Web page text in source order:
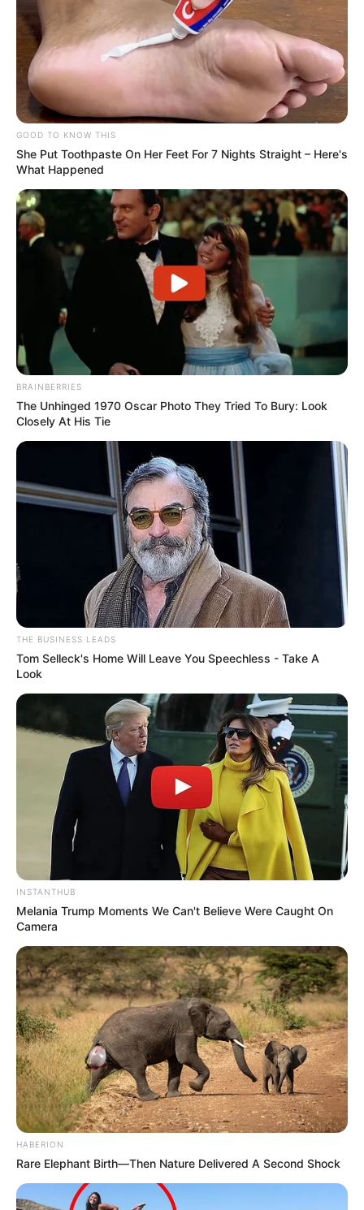
GOOD TO KNOW THIS
She Put Toothpaste On Her Feet For 7 Nights Straight – Here's
What Happened
BRAINBERRIES
The Unhinged 1970 Oscar Photo They Tried To Bury: Look
Closely At His Tie
THE BUSINESS LEADS
Tom Selleck's Home Will Leave You Speechless - Take A
Look
INSTANTHUB
Melania Trump Moments We Can't Believe Were Caught On
Camera
HABERION
Rare Elephant Birth—Then Nature Delivered A Second Shock